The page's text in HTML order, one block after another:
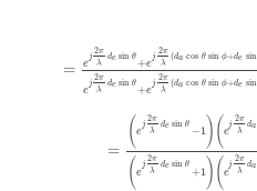
= e
j
2π
λ
de sin θ
+e
j
2π
λ
(da cos θ sin ϕ+de sin
e
j
2π
λ
de sin θ
+e
j
2π
λ
(da cos θ sin ϕ+de sin
=
( e
j
2π
λ
de sin θ
−1)( e
j
2π
λ
da
( e
j
2π
λ
de sin θ
+1)( e
j
2π
λ
da
E /Σ de sin θ